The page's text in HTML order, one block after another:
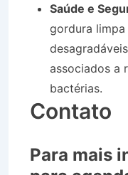
Saúde e
gordura
associados a
bactérias.
Contato
Para mais